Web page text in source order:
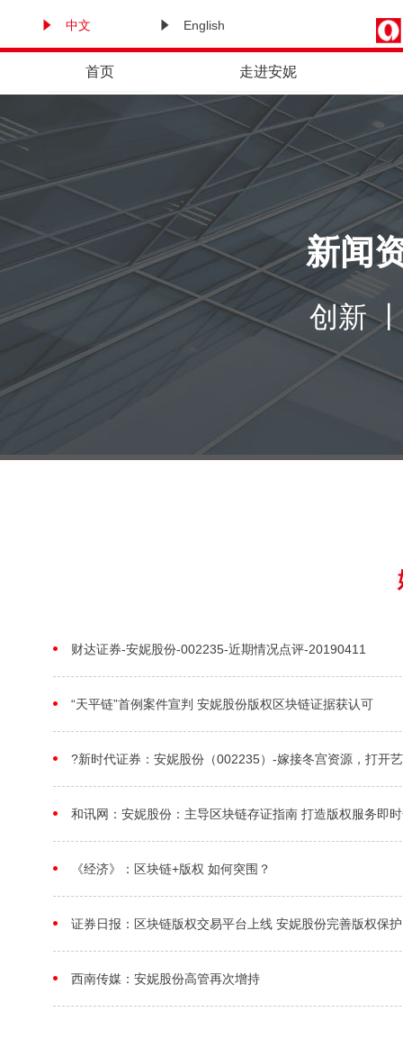
中文 English
首页 走进安妮
新闻
创新
财达证券-安妮股份-002235-近期情况点评-20190411
“天平链”首例案件宣判 安妮股份版权区块链证据获认可
?新时代证券：安妮股份（002235）-嫁接冬宫资源，打开
和讯网：安妮股份：主导区块链存证指南 打造版权服务即
《经济》：区块链+版权 如何突围？
证券日报：区块链版权交易平台上线 安妮股份完善版权保护
西南传媒：安妮股份高管再次增持